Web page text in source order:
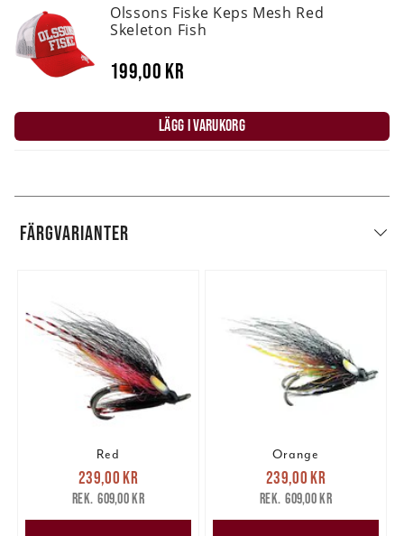
Olssons Fiske Keps Mesh Red
Skeleton Fish
199,00 kr
LÄGG I VARUKORG
FÄRGVARIANTER
Red
Nuvarande pris
239,00 krTidigare pris
609,00 kr
239,00 kr
609,00 kr
Orange
Nuvarande pris
239,00 krTidigare pris
609,00 kr
239,00 kr
609,00 kr